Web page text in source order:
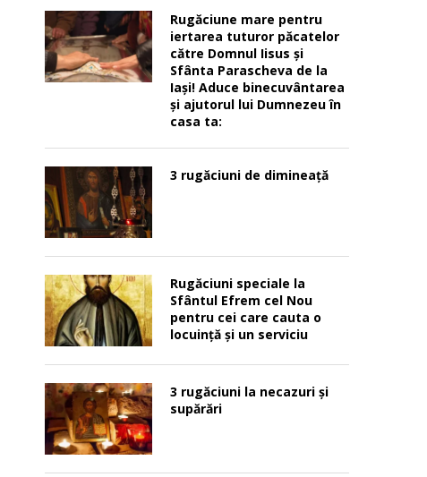
Rugăciune mare pentru
iertarea tuturor păcatelor
către Domnul Iisus şi
Sfânta Parascheva de la
Iaşi! Aduce binecuvântarea
şi ajutorul lui Dumnezeu în
casa ta:
3 rugăciuni de dimineață
Rugăciuni speciale la
Sfântul Efrem cel Nou
pentru cei care cauta o
locuinţă şi un serviciu
3 rugăciuni la necazuri și
supărări